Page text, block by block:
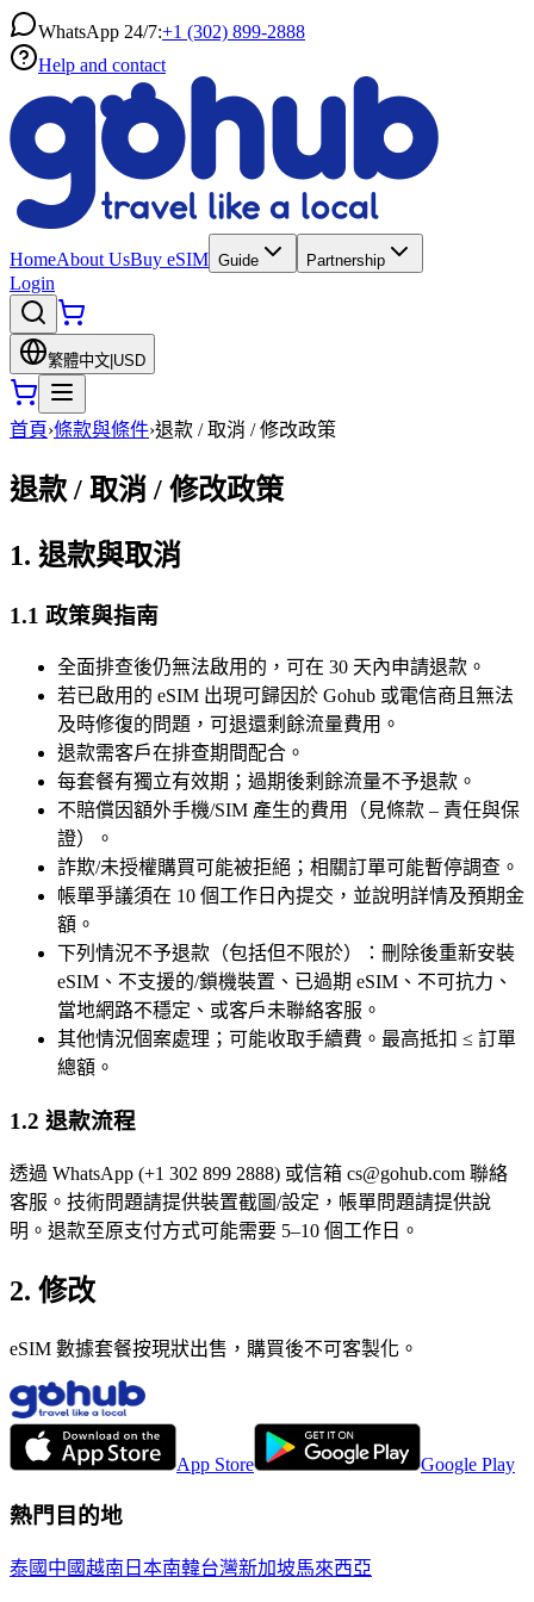
WhatsApp 24/7:+1 (302) 899-2888
Help and contact
HomeAbout UsBuy eSIM Guide Partnership
Login
繁體中文 USD
首頁›條款與條件›退款 / 取消 / 修改政策
退款 / 取消 / 修改政策
1. 退款與取消
1.1 政策與指南
全面排查後仍無法啟用的，可在 30 天內申請退款。
若已啟用的 eSIM 出現可歸因於 Gohub 或電信商且無法
及時修復的問題，可退還剩餘流量費用。
退款需客戶在排查期間配合。
每套餐有獨立有效期；過期後剩餘流量不予退款。
不賠償因額外手機/SIM 產生的費用（見條款 – 責任與保
證）。
詐欺/未授權購買可能被拒絕；相關訂單可能暫停調查。
帳單爭議須在 10 個工作日內提交，並說明詳情及預期金
額。
下列情況不予退款（包括但不限於）：刪除後重新安裝
eSIM、不支援的/鎖機裝置、已過期 eSIM、不可抗力、
當地網路不穩定、或客戶未聯絡客服。
其他情況個案處理；可能收取手續費。最高抵扣 ≤ 訂單
總額。
1.2 退款流程
透過 WhatsApp (+1 302 899 2888) 或信箱 cs@gohub.com 聯絡
客服。技術問題請提供裝置截圖/設定，帳單問題請提供說
明。退款至原支付方式可能需要 5–10 個工作日。
2. 修改
eSIM 數據套餐按現狀出售，購買後不可客製化。
App Store Google Play
熱門目的地
泰國 中國越南 日本南韓台灣新加坡馬來西亞